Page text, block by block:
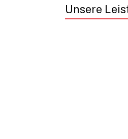
Unsere